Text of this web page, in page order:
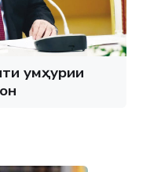
Ҷумҳурии